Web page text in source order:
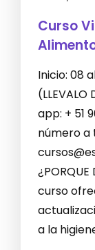
Curso
Inicio: 08
(LLEVALO
app: + 51
número a
¿PORQUE
curso
a la